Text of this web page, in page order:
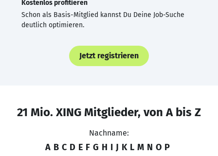
Kostenlos profitieren
Schon als Basis-Mitglied kannst Du Deine Job-Suche
deutlich optimieren.
Jetzt registrieren
21 Mio. XING Mitglieder, von A bis Z
Nachname:
A B C D E F G H I J K L M N O P